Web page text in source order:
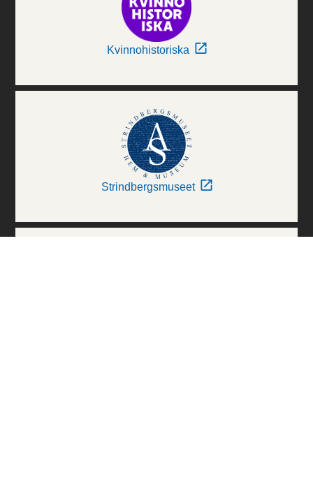
Kvinnohistoriska
Strindbergsmuseet